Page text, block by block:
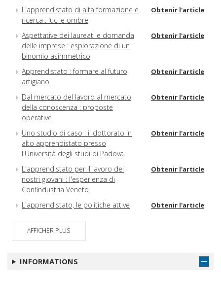
L'apprendistato di alta formazione e
ricerca : luci e ombre
Obtenir l'article
Aspettative dei laureati e domanda
delle imprese : esplorazione di un
binomio asimmetrico
Obtenir l'article
Apprendistato : formare al futuro
artigiano
Obtenir l'article
Dal mercato del lavoro al mercato
della conoscenza : proposte
operative
Obtenir l'article
Uno studio di caso : il dottorato in
alto apprendistato presso
l'Università degli studi di Padova
Obtenir l'article
L'apprendistato per il lavoro dei
nostri giovani : l'esperienza di
Confindustria Veneto
Obtenir l'article
L'apprendistato, le politiche attive
Obtenir l'article
Appendice : fabbisogni professionali
delle imprese e transizione scuola
AFFICHER PLUS
INFORMATIONS